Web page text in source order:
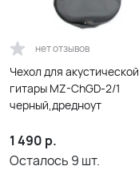
нет отзывов
Чехол для акустической
гитары MZ-ChGD-2/1
черный,дредноут
1 490 р.
Осталось 9 шт.